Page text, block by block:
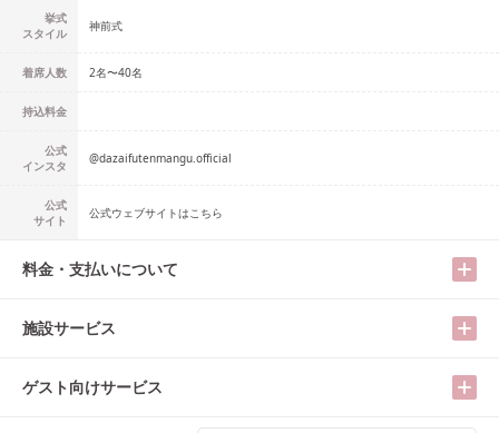
挙式
スタイル
神前式
着席人数 2名〜40名
持込料金
公式
インスタ
@dazaifutenmangu.official
公式
サイト
公式ウェブサイトはこちら
料金・支払いについて
施設サービス
ゲスト向けサービス